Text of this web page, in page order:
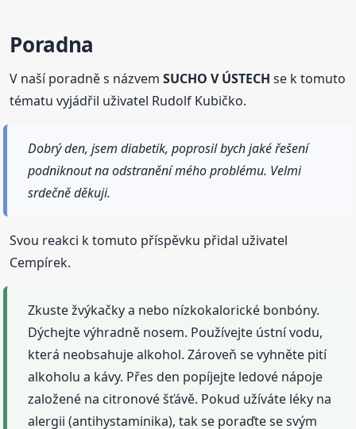
Poradna
V naší poradně s názvemSUCHO V ÚSTECH se k tomuto
tématu vyjádřil uživatel Rudolf Kubičko.
Dobrý den, jsem diabetik, poprosil bych jaké řešení
podniknout na odstranění mého problému. Velmi
srdečně děkuji.
Svou reakci k tomuto příspěvku přidal uživatel
Cempírek.
Zkuste žvýkačky a nebo nízkokalorické bonbóny.
Dýchejte výhradně nosem. Používejte ústní vodu,
která neobsahuje alkohol. Zároveň se vyhněte pití
alkoholu a kávy. Přes den popíjejte ledové nápoje
založené na citronové šťávě. Pokud užíváte léky na
alergii (antihystaminika), tak se poraďte se svým